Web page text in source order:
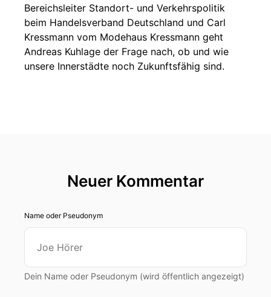
Bereichsleiter Standort- und Verkehrspolitik
beim Handelsverband Deutschland und Carl
Kressmann vom Modehaus Kressmann geht
Andreas Kuhlage der Frage nach, ob und wie
unsere Innerstädte noch Zukunftsfähig sind.
Neuer Kommentar
Name oder Pseudonym
Dein Name oder Pseudonym (wird öffentlich angezeigt)